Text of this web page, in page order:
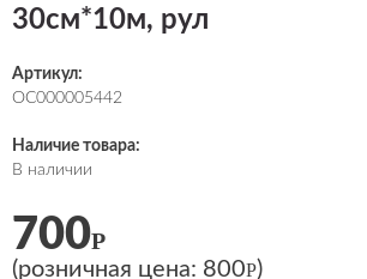
30см*10м, рул
Артикул:
ОС000005442
Наличие товара:
В наличии
700Р
(розничная цена: 800Р)